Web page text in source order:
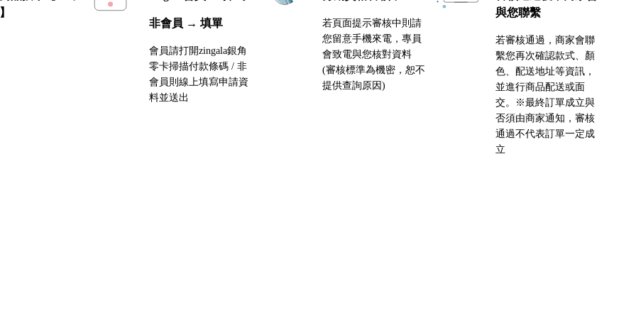
非會員 → 填單
會員請打開zingala銀角
零卡掃描付款條碼 / 非
會員則線上填寫申請資
料並送出
若頁面提示審核中則請
您留意手機來電，專員
會致電與您核對資料
(審核標準為機密，恕不
提供查詢原因)
與您聯繫
若審核通過，商家會聯
繫您再次確認款式、顏
色、配送地址等資訊，
並進行商品配送或面
交。※最終訂單成立與
否須由商家通知，審核
通過不代表訂單一定成
立